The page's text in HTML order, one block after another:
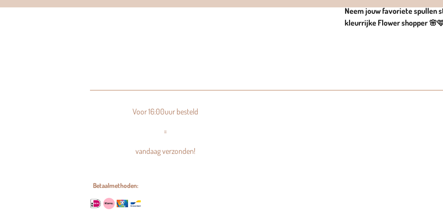
Neem jouw favoriete spullen
kleurrijke Flower shopper
Voor 16:00uur besteld
=
vandaag verzonden!
Betaalmethoden: